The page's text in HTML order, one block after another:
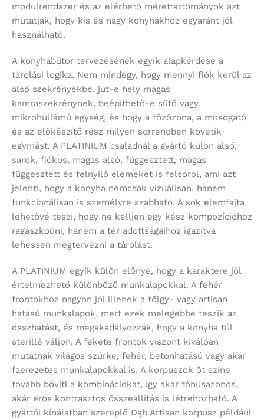
modulrendszer és az elérhető mérettartományok azt
mutatják, hogy kis és nagy konyhákhoz egyaránt jól
használható.
A konyhabútor tervezésének egyik alapkérdése a
tárolási logika. Nem mindegy, hogy mennyi fiók kerül az
alsó szekrényekbe, jut-e hely magas
kamraszekrénynek, beépíthető-e sütő vagy
mikrohullámú egység, és hogy a főzőzóna, a mosogató
és az előkészítő rész milyen sorrendben követik
egymást. A PLATINIUM családnál a gyártó külön alsó,
sarok, fiókos, magas alsó, függesztett, magas
függesztett és felnyíló elemeket is felsorol, ami azt
jelenti, hogy a konyha nemcsak vizuálisan, hanem
funkcionálisan is személyre szabható. A sok elemfajta
lehetővé teszi, hogy ne kelljen egy kész kompozícióhoz
ragaszkodni, hanem a tér adottságaihoz igazítva
lehessen megtervezni a tárolást.
A PLATINIUM egyik külön előnye, hogy a karaktere jól
értelmezhető különböző munkalapokkal. A fehér
frontokhoz nagyon jól illenek a tölgy- vagy artisan
hatású munkalapok, mert ezek melegebbé teszik az
összhatást, és megakadályozzák, hogy a konyha túl
sterillé váljon. A fekete frontok viszont kiválóan
mutatnak világos szürke, fehér, betonhatású vagy akár
faerezetes munkalapokkal is. A korpuszok öt színe
tovább bővíti a kombinációkat, így akár tónusazonos,
akár erős kontrasztos összeállítás is létrehozható. A
gyártói kínálatban szereplő Dąb Artisan korpusz például